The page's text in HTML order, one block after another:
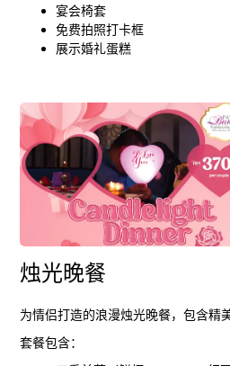
宴会椅套
免费拍照打卡框
展示婚礼蛋糕
烛光晚餐
为情侣打造的浪漫烛光晚餐，包含精
套餐包含：